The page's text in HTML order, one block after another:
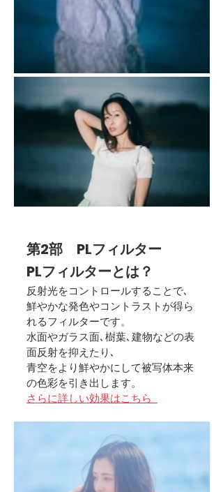
第2部　PLフィルター
PLフィルターとは？
反射光をコントロールすることで､
鮮やかな発色やコントラストが得ら
れるフィルターです。
水面やガラス面､樹葉､建物などの表
面反射を抑えたり､
青空をより鮮やかにして被写体本来
の色彩を引き出します。
さらに詳しい効果はこちら